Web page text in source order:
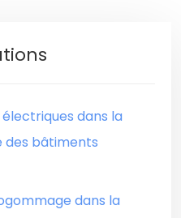
dans la
des bâtiments
dans la